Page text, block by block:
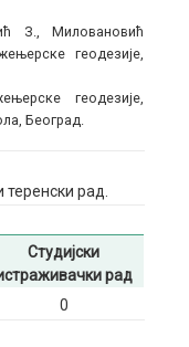
З., Миловановић
геодезије,
геодезије,
Београд.
рад.
Студијски
рад
0